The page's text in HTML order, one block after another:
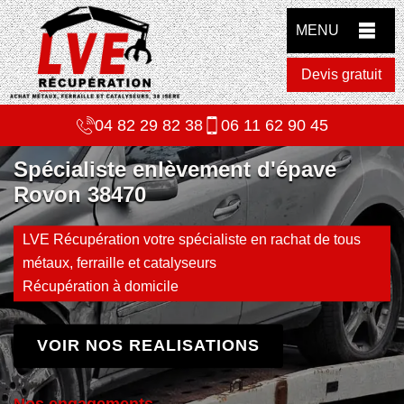
MENU
Devis gratuit
04 82 29 82 38 06 11 62 90 45
Spécialiste enlèvement d'épave
Rovon 38470
LVE Récupération votre spécialiste en rachat de tous
métaux, ferraille et catalyseurs
Récupération à domicile
VOIR NOS REALISATIONS